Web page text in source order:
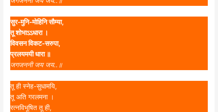
सुर-मुनि-मोहिनि सौम्या,
तू शोभाऽऽधारा ।
विवसन विकट-सरुपा,
प्रलयमयी धारा ॥
जगजननी जय जय..॥
तू ही स्नेह-सुधामयि,
तू अति गरलमना ।
रत्‍‌नविभूषित तू ही,